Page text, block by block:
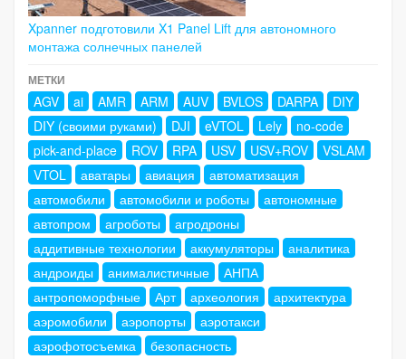
Xpanner подготовили X1 Panel Lift для автономного
монтажа солнечных панелей
МЕТКИ
AGV ai AMR ARM AUV BVLOS DARPA
DIY
DIY (своими руками)
DJI eVTOL Lely
no-code
pick-and-place
ROV RPA USV USV+ROV
VSLAM
VTOL
аватары авиация
автоматизация
автомобили
автомобили и роботы
автономные
автопром
агроботы
агродроны
аддитивные технологии
аккумуляторы
аналитика
андроиды
анималистичные
АНПА
антропоморфные
Арт археология
архитектура
аэромобили
аэропорты
аэротакси
аэрофотосъемка
безопасность